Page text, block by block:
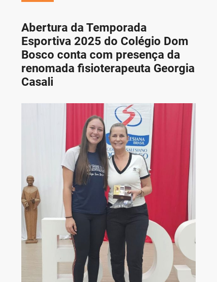
Abertura da Temporada
Esportiva 2025 do Colégio Dom
Bosco conta com presença da
renomada fisioterapeuta Georgia
Casali